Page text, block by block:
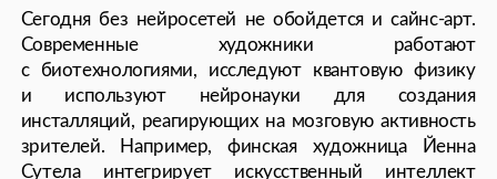
ИИ, квантовые вычисления, нанотехнологии. Современный
художник должен разбираться во всех этих вопросах,
чтобы адекватно осмысливать мир, в котором мы живем.
Например, последние данные с телескопов поставили под
сомнение большое количество теорий об устройстве
Вселенной, и на их основе выдвинуты новые теории. Эти
новости, безусловно, требуют художественного взгляда.
Художник пропускает их через себя и через свое